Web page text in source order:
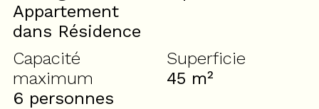
Appartement
dans Résidence
Capacité
maximum
6 personnes
Superficie
45 m²